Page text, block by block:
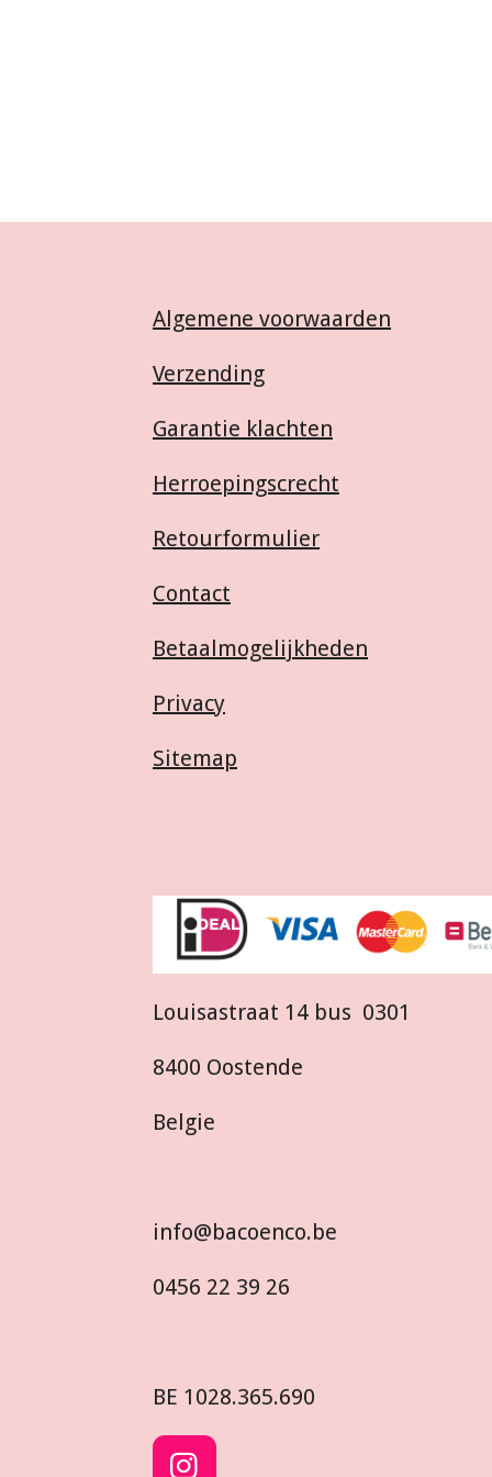
Algemene voorwaarden
Verzending
Garantie klachten
Herroepingscrecht
Retourformulier
Contact
Betaalmogelijkheden
Privacy
Sitemap
Louisastraat 14 bus 0301
8400 Oostende
Belgie
info@bacoenco.be
0456 22 39 26
BE 1028.365.690